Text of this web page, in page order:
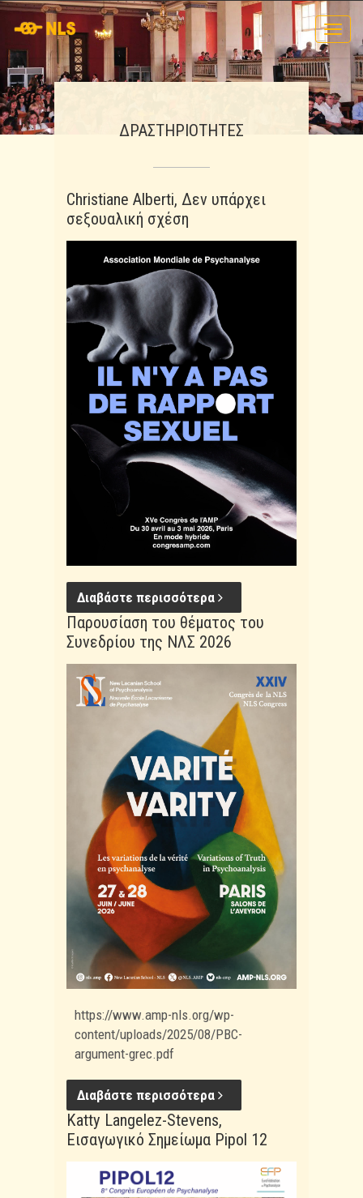
ΔΡΑΣΤΗΡΙΟΤΗΤΕΣ
Christiane Alberti, Δεν υπάρχει
σεξουαλική σχέση
Διαβάστε περισσότερα
Παρουσίαση του θέματος του
Συνεδρίου της ΝΛΣ 2026
https://www.amp-nls.org/wp-
content/uploads/2025/08/PBC-
argument-grec.pdf
Διαβάστε περισσότερα
Katty Langelez-Stevens,
Εισαγωγικό Σημείωμα Pipol 12